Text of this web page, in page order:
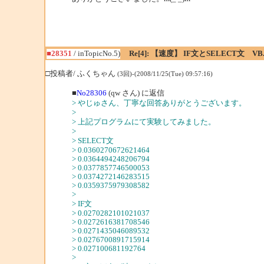
■28351 / inTopicNo.5) Re[4]: 【速度】 IF文とSELECT文
□投稿者/ ふくちゃん (3回)-(2008/11/25(Tue) 09:57:16)
■No28306 (qw さん) に返信
> やじゅさん、丁寧な回答ありがとうございます。
>
> 上記プログラムにて実験してみました。
>
> SELECT文
> 0.0360270672621464
> 0.0364494248206794
> 0.0377857746500053
> 0.0374272146283515
> 0.0359375979308582
>
> IF文
> 0.0270282101021037
> 0.0272616381708546
> 0.0271435046089532
> 0.0276700891715914
> 0.027100681192764
>